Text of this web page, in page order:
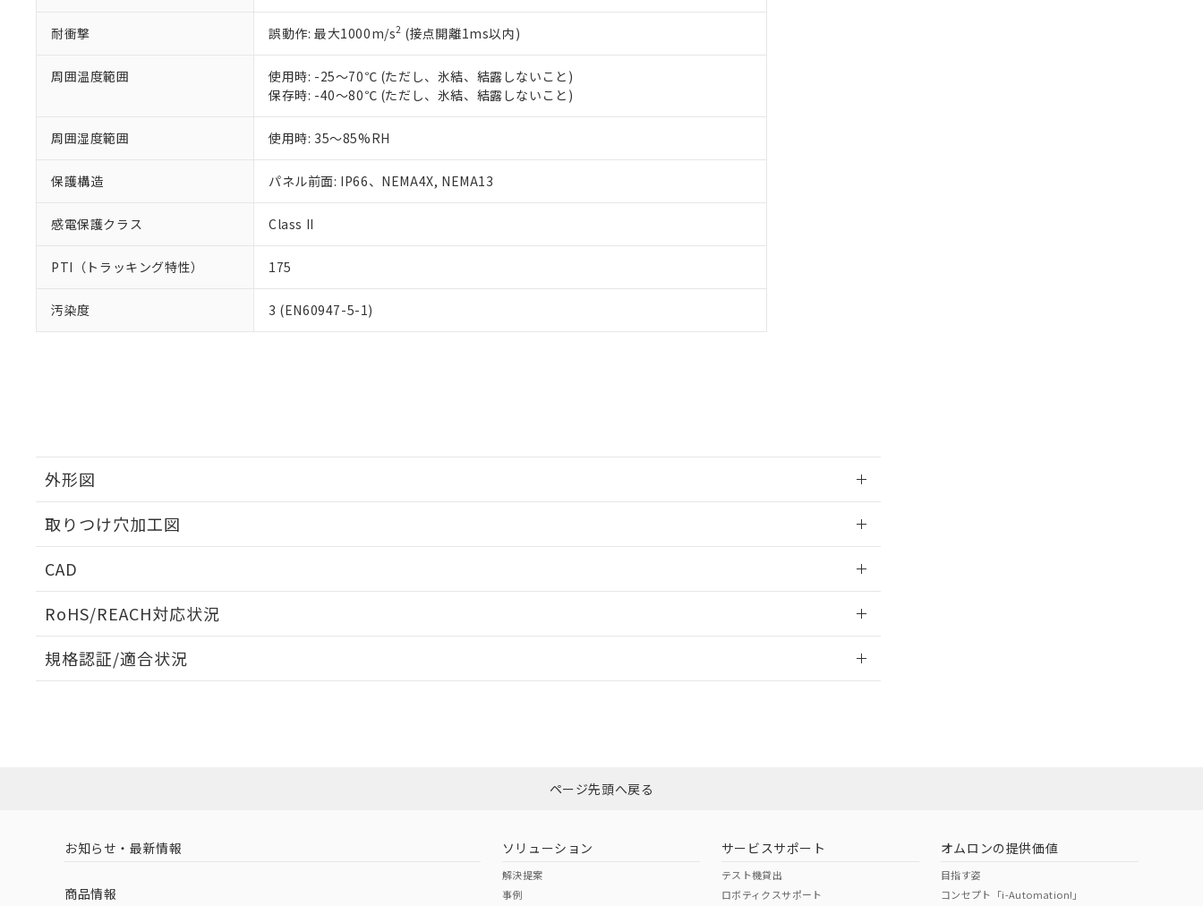
耐衝撃 誤動作: 最大1000m/s2 (接点開離1ms以内)
周囲温度範囲
使用時: -25～70℃ (ただし、氷結、結露しないこと)
保存時: -40～80℃ (ただし、氷結、結露しないこと)
周囲湿度範囲 使用時: 35～85%RH
保護構造 パネル前面: IP66、NEMA4X, NEMA13
感電保護クラス Class II
PTI（トラッキング特性） 175
汚染度 3 (EN60947-5-1)
外形図
取りつけ穴加工図
CAD
RoHS/REACH対応状況
EU RoHS 注意事項・凡例
ダウンロードはこちら
中国 RoHS 注意事項・凡例
規格認証/適合状況
（イギリス
（ノルウェー
（日本
（アメリカ
既に当社にて対応品への在庫切替を完了していることから、特段のことがない限り、2022年1月12日よ
り割愛しております。
ページ先頭へ戻る
お知らせ・最新情報
商品情報
ソリューション
解決提案
事例
サービスサポート
テスト機貸出
ロボティクスサポート
オムロンの提供価値
目指す姿
コンセプト「i-Automation!」